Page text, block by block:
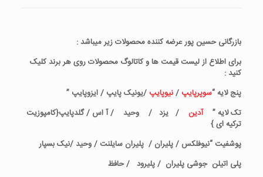
بازرگانی حسین پور عرضه کننده محصولات زیر میباشد :
برای اطلاع از لیست قیمت ها و کاتالوگ محصولات روی هر برند کلیک
کنید :
پنج لایه “سوپرپایپ/نیوپایپ/یونیک پایپ / ایزوپایپ ”
تک لایه ”
آدین
/ یزد / وحید / آ اس / گلدپایپ{کامپوزیت
ترکیه ای }
پوشفیت “نیوفلکس / پلیران / پلیران سایلنت / وحید /نیک بسپار
پلی اتیلن جوشی پلیران / پلیرود / حافظ